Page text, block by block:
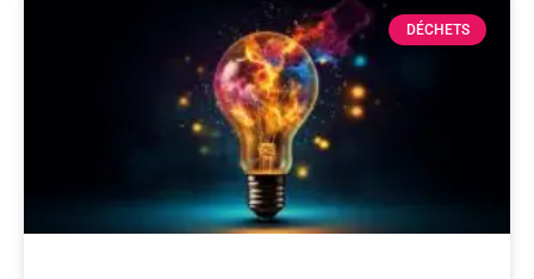
DÉCHETS